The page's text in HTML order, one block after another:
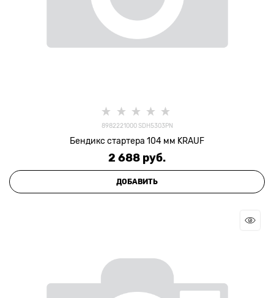
8982221000 SDH5303PN
Бендикс стартера 104 мм KRAUF
2 688 руб.
ДОБАВИТЬ